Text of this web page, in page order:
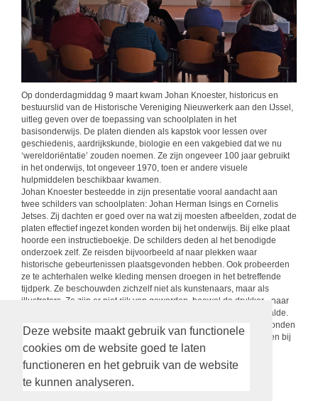
Deze website maakt gebruik van functionele
cookies om de website goed te laten
functioneren en het gebruik van de website
te kunnen analyseren.
Op donderdagmiddag 9 maart kwam Johan Knoester, historicus en
bestuurslid van de Historische Vereniging Nieuwerkerk aan den IJssel,
uitleg geven over de toepassing van schoolplaten in het
basisonderwijs. De platen dienden als kapstok voor lessen over
geschiedenis, aardrijkskunde, biologie en een vakgebied dat we nu
‘wereldoriëntatie’ zouden noemen. Ze zijn ongeveer 100 jaar gebruikt
in het onderwijs, tot ongeveer 1970, toen er andere visuele
hulpmiddelen beschikbaar kwamen.
Johan Knoester besteedde in zijn presentatie vooral aandacht aan
twee schilders van schoolplaten: Johan Herman Isings en Cornelis
Jetses. Zij dachten er goed over na wat zij moesten afbeelden, zodat de
platen effectief ingezet konden worden bij het onderwijs. Bij elke plaat
hoorde een instructieboekje. De schilders deden al het benodigde
onderzoek zelf. Ze reisden bijvoorbeeld af naar plekken waar
historische gebeurtenissen plaatsgevonden hebben. Ook probeerden
ze te achterhalen welke kleding mensen droegen in het betreffende
tijdperk. Ze beschouwden zichzelf niet als kunstenaars, maar als
illustrators. Ze zijn er niet rijk van geworden, hoewel de drukker - naar
de toenmalige normen - voor elke plaat een redelijk bedrag betaalde.
Johan Knoester spreidde een aantal schoolplaten uit, zodat we konden
kijken, en nodigde ons uit om nog andere platen te komen bekijken bij
de geplande excursie naar de Oudheidskamer op 18 maart.
terug